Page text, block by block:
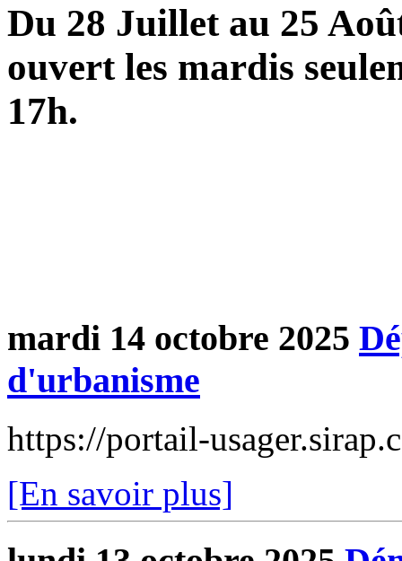
Du 28 Juillet au 25
ouvert les mardis
17h.
mardi 14 octobre 2025
d'urbanisme
https://portail-
[En savoir plus]